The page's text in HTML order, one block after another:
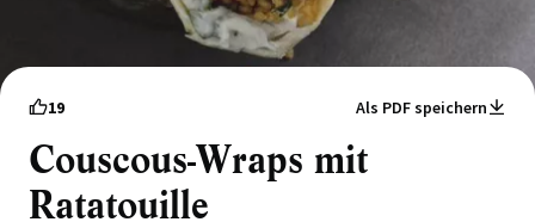
19 Als PDF speichern
Couscous-Wraps mit
Ratatouille